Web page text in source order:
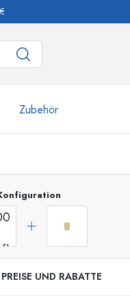
Zubehör
PREISE UND RABATTE